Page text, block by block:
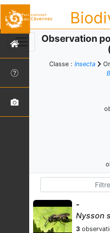
Observation
Classe : Insecta
-
Nysson
3